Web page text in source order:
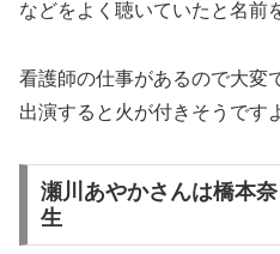
などをよく聴いていたと名前
看護師の仕事があるので大変
出演すると火が付きそうです
瀬川あやかさんは橋本
生